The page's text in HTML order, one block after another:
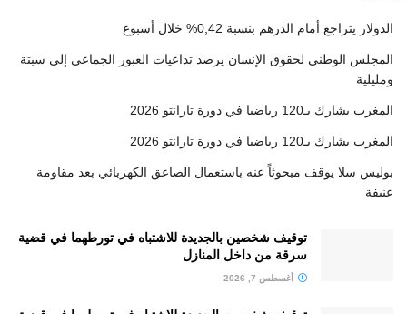
الدولار يتراجع أمام الدرهم بنسبة 0,42% خلال أسبوع
المجلس الوطني لحقوق الإنسان يرصد تداعيات العبور الجماعي إلى سبتة
ومليلية
المغرب يشارك بـ120 رياضيا في دورة تارانتو 2026
المغرب يشارك بـ120 رياضيا في دورة تارانتو 2026
بوليس سلا يوقف مبحوثاً عنه باستعمال الصاعق الكهربائي بعد مقاومة
عنيفة
توقيف شخصين بالجديدة للاشتباه في تورطهما في قضية
سرقة من داخل المنازل
أغسطس 7, 2026